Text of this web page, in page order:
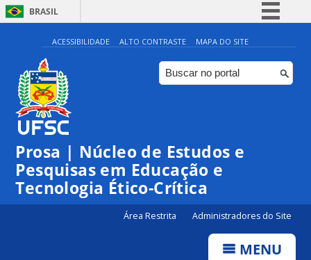
BRASIL
Simplifique!
Comunica BR
Participe
Canais
ACESSIBILIDADE ALTO CONTRASTE MAPA DO SITE
Prosa | Núcleo de Estudos e
Pesquisas em Educação e
Tecnologia Ético-Crítica
Área Restrita Administradores do Site
MENU